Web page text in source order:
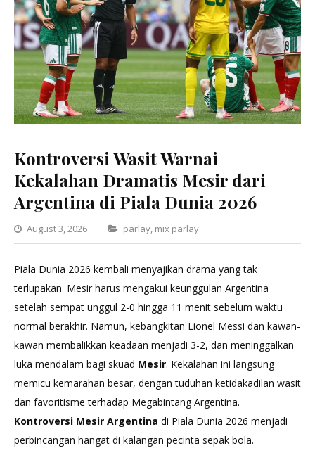
Kontroversi Wasit Warnai
Kekalahan Dramatis Mesir dari
Argentina di Piala Dunia 2026
August 3, 2026 Categories
parlay, mix parlay
Piala Dunia 2026 kembali menyajikan drama yang tak
terlupakan. Mesir harus mengakui keunggulan Argentina
setelah sempat unggul 2-0 hingga 11 menit sebelum waktu
normal berakhir. Namun, kebangkitan Lionel Messi dan kawan-
kawan membalikkan keadaan menjadi 3-2, dan meninggalkan
luka mendalam bagi skuad Mesir. Kekalahan ini langsung
memicu kemarahan besar, dengan tuduhan ketidakadilan wasit
dan favoritisme terhadap Megabintang Argentina.
Kontroversi Mesir Argentina di Piala Dunia 2026 menjadi
perbincangan hangat di kalangan pecinta sepak bola.